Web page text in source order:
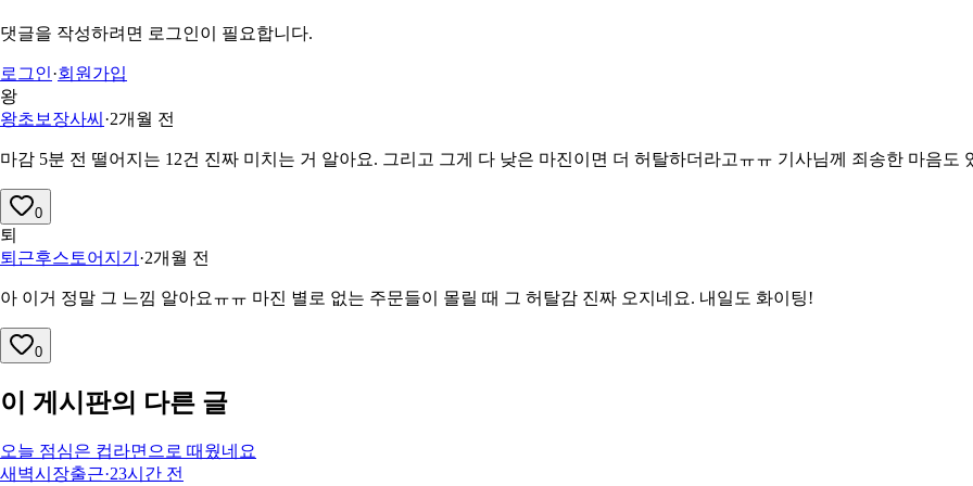
댓글을 작성하려면 로그인이 필요합니다.
로그인·회원가입
왕
왕초보장사씨 ·2개월 전
마감 5분 전 떨어지는 12건 진짜 미치는 거 알아요. 그리고 그게 다 낮은 마진이면 더 허탈하더라고ㅠㅠ 기사님께 죄송한 마음도
0
퇴
퇴근후스토어지기 ·2개월 전
아 이거 정말 그 느낌 알아요ㅠㅠ 마진 별로 없는 주문들이 몰릴 때 그 허탈감 진짜 오지네요. 내일도 화이팅!
0
이 게시판의 다른 글
오늘 점심은 컵라면으로 때웠네요
새벽시장출근·23시간 전